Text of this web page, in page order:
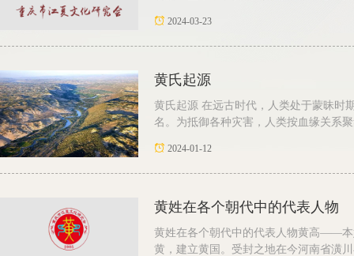
2024-03-23
黄氏起源
黄氏起源 在远古时代，人类处于蒙昧时
名。为抵御各种灾害，人类按血缘关系聚
2024-01-12
黄姓在各个朝代中的代表人物
黄姓在各个朝代中的代表人物黄高——本
黄，建立黄国。受封之地在今河南省潢川